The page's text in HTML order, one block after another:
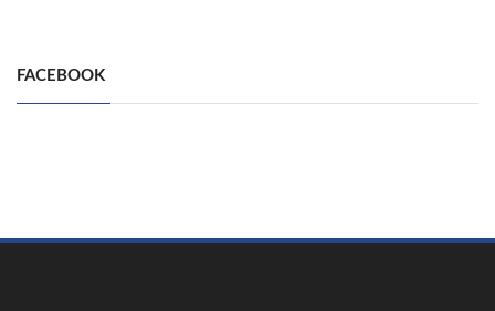
FACEBOOK